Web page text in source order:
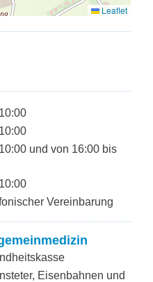
und von 16:00 bis
Vereinbarung
Eisenbahnen und